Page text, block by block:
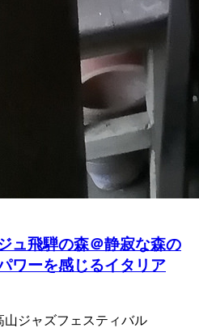
ュ飛騨の森＠静寂な森の
ワーを感じるイタリア
山ジャズフェスティバル